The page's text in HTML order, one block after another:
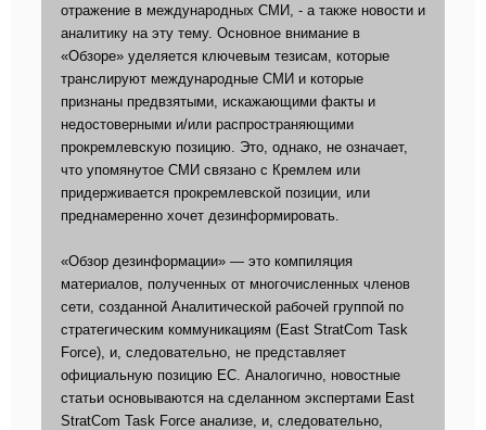
отражение в международных СМИ, - а также новости и
аналитику на эту тему. Основное внимание в
«Обзоре» уделяется ключевым тезисам, которые
транслируют международные СМИ и которые
признаны предвзятыми, искажающими факты и
недостоверными и/или распространяющими
прокремлевскую позицию. Это, однако, не означает,
что упомянутое СМИ связано с Кремлем или
придерживается прокремлевской позиции, или
преднамеренно хочет дезинформировать.
«Обзор дезинформации» — это компиляция
материалов, полученных от многочисленных членов
сети, созданной Аналитической рабочей группой по
стратегическим коммуникациям (East StratCom Task
Force), и, следовательно, не представляет
официальную позицию ЕС. Аналогично, новостные
статьи основываются на сделанном экспертами East
StratCom Task Force анализе, и, следовательно,